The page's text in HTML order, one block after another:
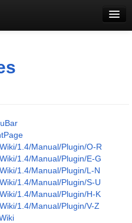
1.4/Manual/Plugin/O-R
1.4/Manual/Plugin/E-G
1.4/Manual/Plugin/L-N
1.4/Manual/Plugin/S-U
1.4/Manual/Plugin/H-K
1.4/Manual/Plugin/V-Z